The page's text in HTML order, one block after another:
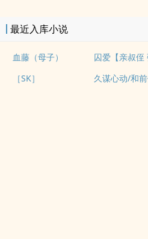
最近入库小说
血藤（母子）
［SK］